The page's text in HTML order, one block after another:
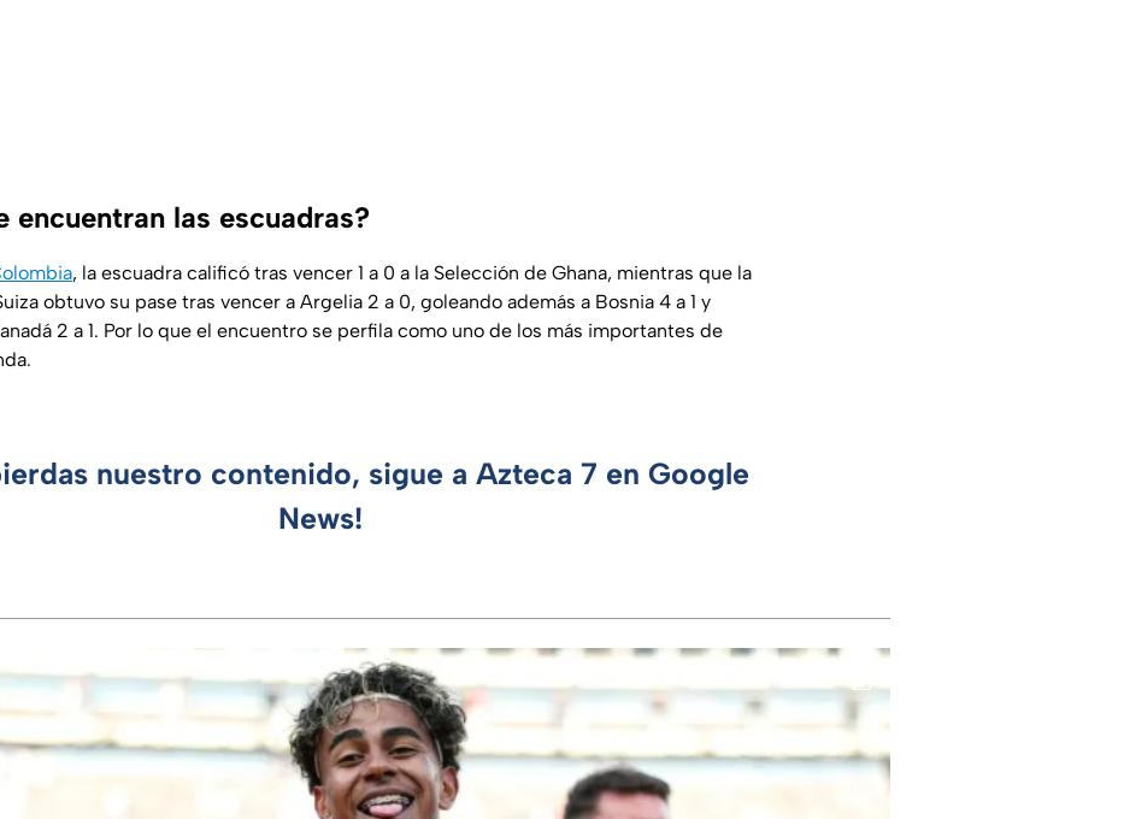
encuentran las escuadras?
, la escuadra calificó tras vencer 1 a 0 a la Selección de Ghana, mientras que la
obtuvo su pase tras vencer a Argelia 2 a 0, goleando además a Bosnia 4 a 1 y
2 a 1. Por lo que el encuentro se perfila como uno de los más importantes de
nuestro contenido, sigue a Azteca 7 en Google
News!